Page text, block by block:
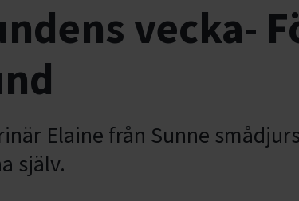
vecka-
Elaine från Sunne
själv.